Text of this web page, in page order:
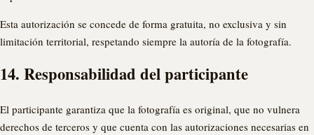
Esta autorización se concede de forma gratuita, no exclusiva y sin
limitación territorial, respetando siempre la autoría de la fotografía.
14. Responsabilidad del participante
El participante garantiza que la fotografía es original, que no vulnera
derechos de terceros y que cuenta con las autorizaciones necesarias en